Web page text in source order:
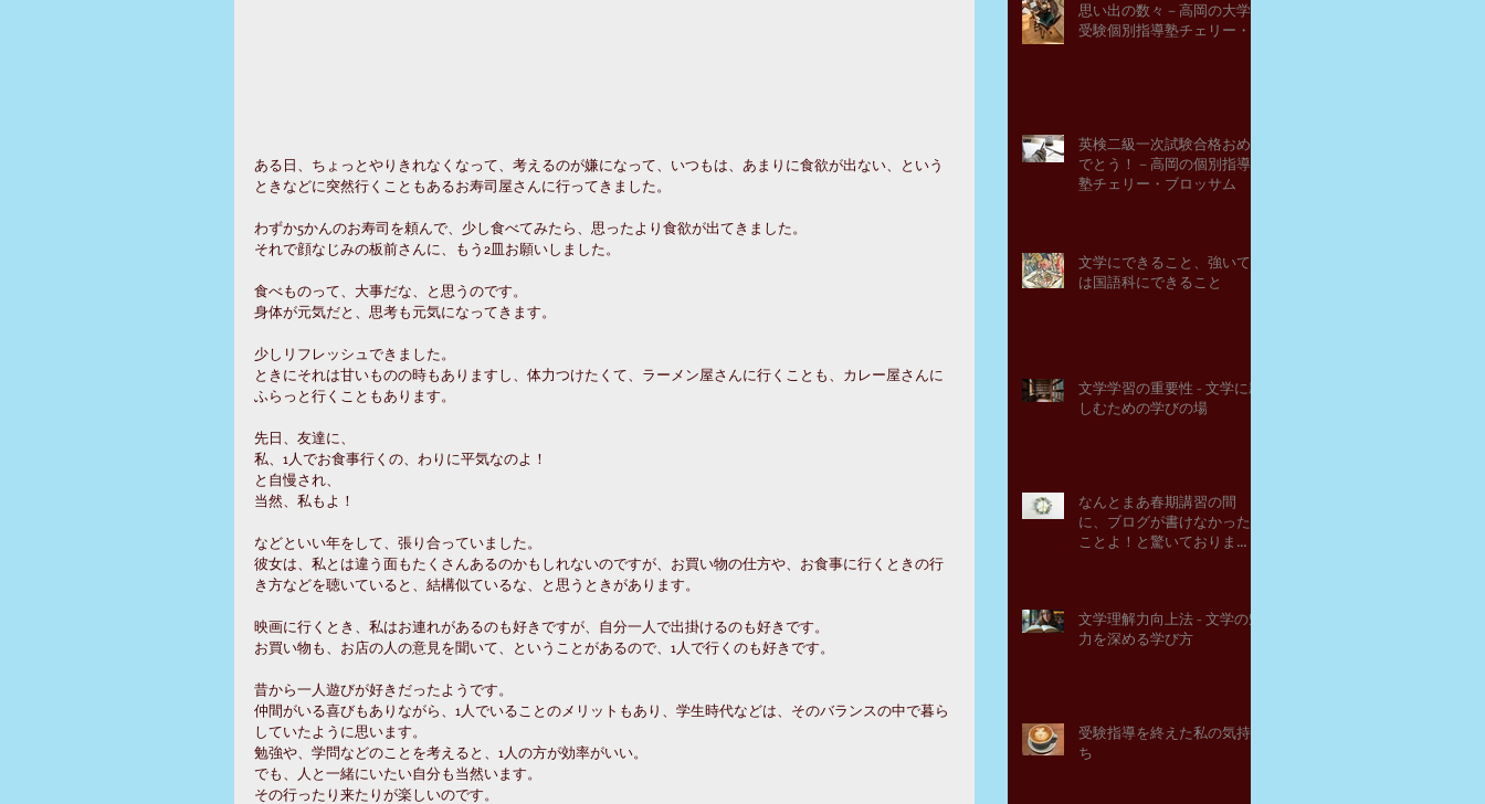
ある日、ちょっとやりきれなくなって、考えるのが嫌になって、いつもは、あまりに食欲が出ない、という
ときなどに突然行くこともあるお寿司屋さんに行ってきました。
わずか5かんのお寿司を頼んで、少し食べてみたら、思ったより食欲が出てきました。
それで顔なじみの板前さんに、もう2皿お願いしました。
食べものって、大事だな、と思うのです。
身体が元気だと、思考も元気になってきます。
少しリフレッシュできました。
ときにそれは甘いものの時もありますし、体力つけたくて、ラーメン屋さんに行くことも、カレー屋さんに
ふらっと行くこともあります。
先日、友達に、
私、1人でお食事行くの、わりに平気なのよ！
と自慢され、
当然、私もよ！
などといい年をして、張り合っていました。
彼女は、私とは違う面もたくさんあるのかもしれないのですが、お買い物の仕方や、お食事に行くときの行
き方などを聴いていると、結構似ているな、と思うときがあります。
映画に行くとき、私はお連れがあるのも好きですが、自分一人で出掛けるのも好きです。
お買い物も、お店の人の意見を聞いて、ということがあるので、1人で行くのも好きです。
昔から一人遊びが好きだったようです。
仲間がいる喜びもありながら、1人でいることのメリットもあり、学生時代などは、そのバランスの中で暮ら
していたように思います。
勉強や、学問などのことを考えると、1人の方が効率がいい。
でも、人と一緒にいたい自分も当然います。
その行ったり来たりが楽しいのです。
思い出の数々－高岡の大学
受験個別指導塾チェリー・
英検二級一次試験合格おめ
でとう！－高岡の個別指導
塾チェリー・ブロッサム
文学にできること、強いて
は国語科にできること
文学学習の重要性 - 文学に親
しむための学びの場
なんとまあ春期講習の間
に、ブログが書けなかった
ことよ！と驚いておりま
文学理解力向上法 - 文学の魅
力を深める学び方
受験指導を終えた私の気持
ち